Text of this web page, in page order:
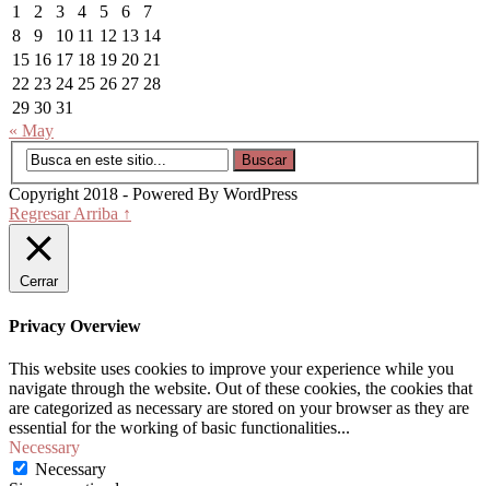
1
2 3 4 5 6
7
8
9 10 11 12 13 14
15 16 17 18 19 20 21
22 23 24 25 26 27 28
29 30 31
« May
Copyright 2018 - Powered By WordPress
Regresar Arriba ↑
Cerrar
Privacy Overview
This website uses cookies to improve your experience while you
navigate through the website. Out of these cookies, the cookies that
are categorized as necessary are stored on your browser as they are
essential for the working of basic functionalities...
Necessary
Necessary